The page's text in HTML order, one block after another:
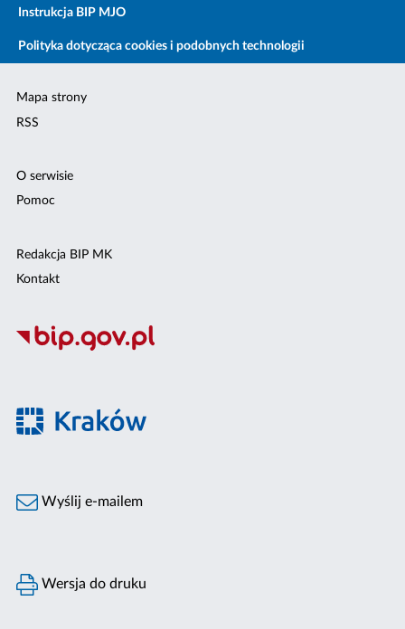
Instrukcja BIP MJO
Polityka dotycząca cookies i podobnych technologii
Mapa strony
RSS
O serwisie
Pomoc
Redakcja BIP MK
Kontakt
Wyślij e-mailem
Wersja do druku